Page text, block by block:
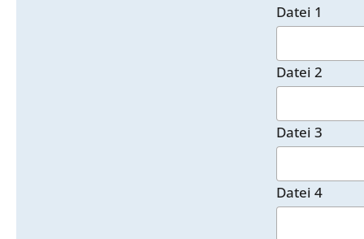
Datei 1
Datei 2
Datei 3
Datei 4